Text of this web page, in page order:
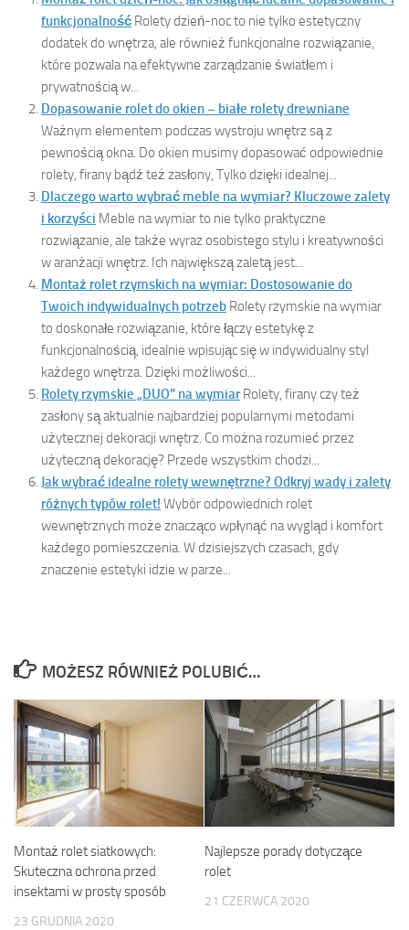
funkcjonalność Rolety dzień-noc to nie tylko estetyczny
dodatek do wnętrza, ale również funkcjonalne rozwiązanie,
które pozwala na efektywne zarządzanie światłem i
prywatnością w...
Dopasowanie rolet do okien – białe rolety drewniane
Ważnym elementem podczas wystroju wnętrz są z
pewnością okna. Do okien musimy dopasować odpowiednie
rolety, firany bądź też zasłony, Tylko dzięki idealnej...
Dlaczego warto wybrać meble na wymiar? Kluczowe zalety
i korzyści Meble na wymiar to nie tylko praktyczne
rozwiązanie, ale także wyraz osobistego stylu i kreatywności
w aranżacji wnętrz. Ich największą zaletą jest...
Montaż rolet rzymskich na wymiar: Dostosowanie do
Twoich indywidualnych potrzeb Rolety rzymskie na wymiar
to doskonałe rozwiązanie, które łączy estetykę z
funkcjonalnością, idealnie wpisując się w indywidualny styl
każdego wnętrza. Dzięki możliwości...
Rolety rzymskie „DUO” na wymiar Rolety, firany czy też
zasłony są aktualnie najbardziej popularnymi metodami
użytecznej dekoracji wnętrz. Co można rozumieć przez
użyteczną dekorację? Przede wszystkim chodzi...
Jak wybrać idealne rolety wewnętrzne? Odkryj wady i zalety
różnych typów rolet! Wybór odpowiednich rolet
wewnętrznych może znacząco wpłynąć na wygląd i komfort
każdego pomieszczenia. W dzisiejszych czasach, gdy
znaczenie estetyki idzie w parze...
MOŻESZ RÓWNIEŻ POLUBIĆ…
Montaż rolet siatkowych:
Skuteczna ochrona przed
insektami w prosty sposób
23 GRUDNIA 2020
Najlepsze porady dotyczące
rolet
21 CZERWCA 2020